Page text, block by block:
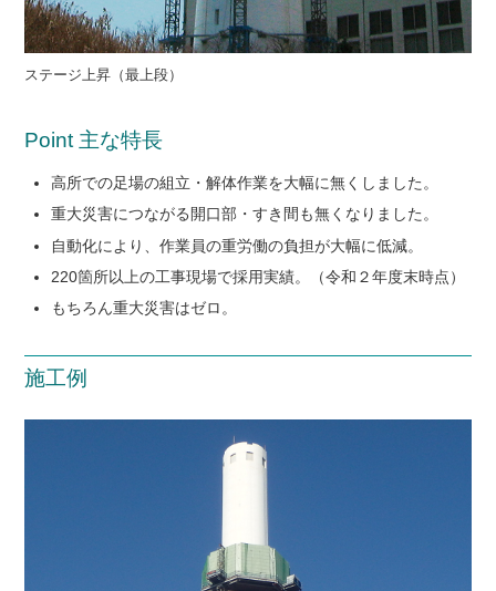
ステージ上昇（最上段）
Point 主な特長
高所での足場の組立・解体作業を大幅に無くしました。
重大災害につながる開口部・すき間も無くなりました。
自動化により、作業員の重労働の負担が大幅に低減。
220箇所以上の工事現場で採用実績。（令和２年度末時点）
もちろん重大災害はゼロ。
施工例